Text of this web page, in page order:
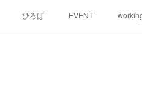
ひろば EVENT